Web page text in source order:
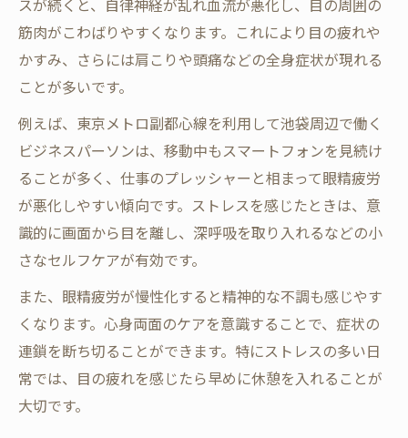
スが続くと、自律神経が乱れ血流が悪化し、目の周囲の
筋肉がこわばりやすくなります。これにより目の疲れや
かすみ、さらには肩こりや頭痛などの全身症状が現れる
ことが多いです。
例えば、東京メトロ副都心線を利用して池袋周辺で働く
ビジネスパーソンは、移動中もスマートフォンを見続け
ることが多く、仕事のプレッシャーと相まって眼精疲労
が悪化しやすい傾向です。ストレスを感じたときは、意
識的に画面から目を離し、深呼吸を取り入れるなどの小
さなセルフケアが有効です。
また、眼精疲労が慢性化すると精神的な不調も感じやす
くなります。心身両面のケアを意識することで、症状の
連鎖を断ち切ることができます。特にストレスの多い日
常では、目の疲れを感じたら早めに休憩を入れることが
大切です。